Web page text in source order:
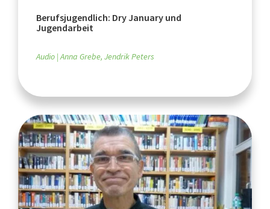
Berufsjugendlich: Dry January und
Jugendarbeit
Audio Anna Grebe, Jendrik Peters